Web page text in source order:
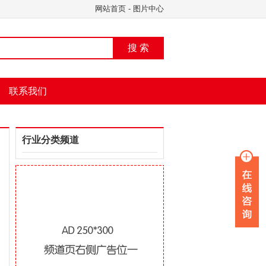
网站首页 - 图片中心
搜 索
联系我们
行业分类频道